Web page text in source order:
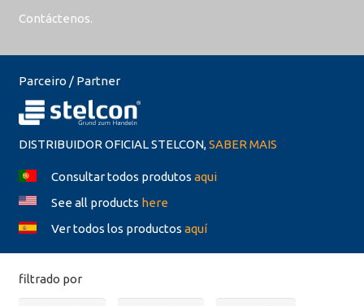
Contáctenos.
Parceiro / Partner
DISTRIBUIDOR OFICIAL STELCON,SABER MAIS
Consultar todos produtos aqui
See all products here
Ver todos los productos aquí
filtrado por